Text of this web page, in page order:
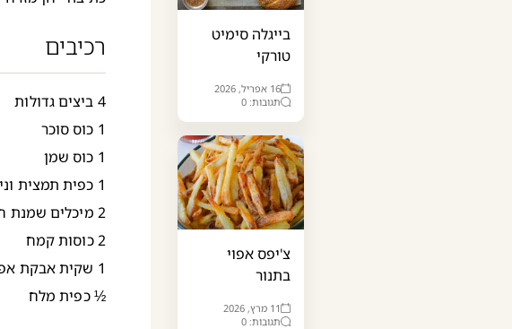
בייגלה סימיט
טורקי
16 אפריל, 2026
תגובות: 0
צ'יפס אפוי
בתנור
11 מרץ, 2026
תגובות: 0
רכיבים
4 ביצים גדולות
1 כוס סוכר
1 כוס שמן
1 כפית תמצית וניל
2 מיכלים שמנת חמוצה, סה"כ 400 מ"ל
2 כוסות קמח
1 שקית אבקת אפייה (2 כפיות)
½ כפית מלח